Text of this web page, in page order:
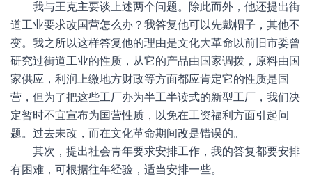
我与王克主要谈上述两个问题。除此而外，他还提出街
道工业要求改国营怎么办？我答复他可以先戴帽子，其他不
变。我之所以这样答复他的理由是文化大革命以前旧市委曾
研究过街道工业的性质，从它的产品由国家调拨，原料由国
家供应，利润上缴地方财政等方面都应肯定它的性质是国
营，但为了把这些工厂办为半工半读式的新型工厂，我们决
定暂时不宜宣布为国营性质，以免在工资福利方面引起问
题。过去未改，而在文化革命期间改是错误的。
其次，提出社会青年要求安排工作，我的答复都要安排
有困难，可根据往年经验，适当安排一些。